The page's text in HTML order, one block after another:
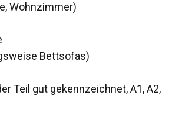
Wohnzimmer)
Bettsofas)
Teil gut gekennzeichnet, A1, A2,